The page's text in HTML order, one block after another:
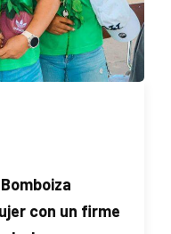
con un firme